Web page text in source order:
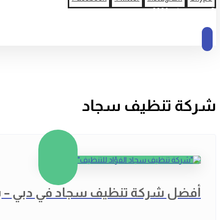
© حقوق النشر 2026
شركة تنظيف سجاد
أفضل شركة تنظيف سجاد في دبي –